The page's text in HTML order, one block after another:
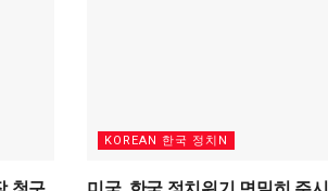
KOREAN 한국 정치N